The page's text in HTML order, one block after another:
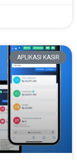
APLIKASI KASIR